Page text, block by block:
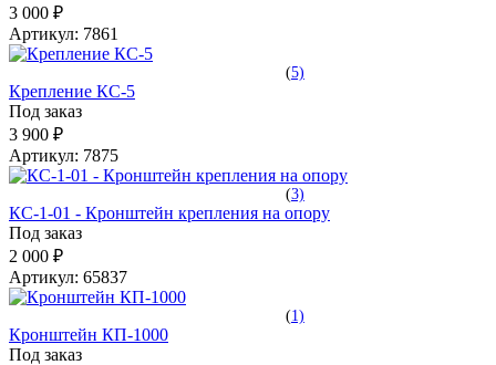
3 000 ₽
Артикул: 7861
(5)
Крепление КС-5
Под заказ
3 900 ₽
Артикул: 7875
(3)
КС-1-01 - Кронштейн крепления на опору
Под заказ
2 000 ₽
Артикул: 65837
(1)
Кронштейн КП-1000
Под заказ